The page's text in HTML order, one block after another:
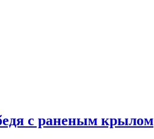
с раненым крылом